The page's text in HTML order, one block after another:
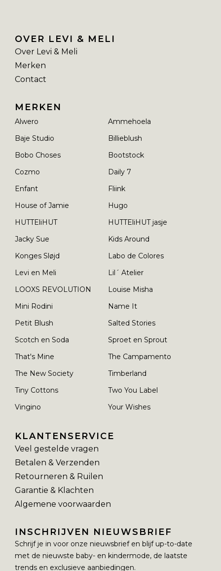
OVER LEVI & MELI
Over Levi & Meli
Merken
Contact
MERKEN
Alwero
Ammehoela
Baje Studio
Billieblush
Bobo Choses
Bootstock
Cozmo
Daily 7
Enfant
Fliink
House of Jamie
Hugo
HUTTEliHUT
HUTTEliHUT jasje
Jacky Sue
Kids Around
Konges Sløjd
Labo de Colores
Levi en Meli
Lil´ Atelier
LOOXS REVOLUTION
Louise Misha
Mini Rodini
Name It
Petit Blush
Salted Stories
Scotch en Soda
Sproet en Sprout
That's Mine
The Campamento
The New Society
Timberland
Tiny Cottons
Two You Label
Vingino
Your Wishes
KLANTENSERVICE
Veel gestelde vragen
Betalen & Verzenden
Retourneren & Ruilen
Garantie & Klachten
Algemene voorwaarden
INSCHRIJVEN NIEUWSBRIEF
Schrijf je in voor onze nieuwsbrief en blijf up-to-date
met de nieuwste baby- en kindermode, de laatste
trends en exclusieve aanbiedingen.